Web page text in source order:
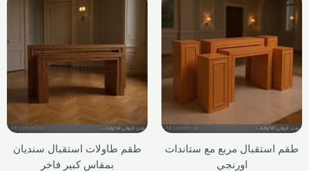
طقم استقبال مربع مع ستاندات
اورنجي
طقم طاولات استقبال سنديان
بمقاس كبير فاخر